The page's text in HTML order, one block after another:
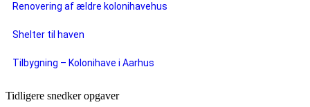
Renovering af ældre kolonihavehus
Shelter til haven
Tilbygning – Kolonihave i Aarhus
Tidligere snedker opgaver